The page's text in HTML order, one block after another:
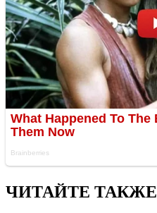
ЧИТАЙТЕ ТАКЖЕ